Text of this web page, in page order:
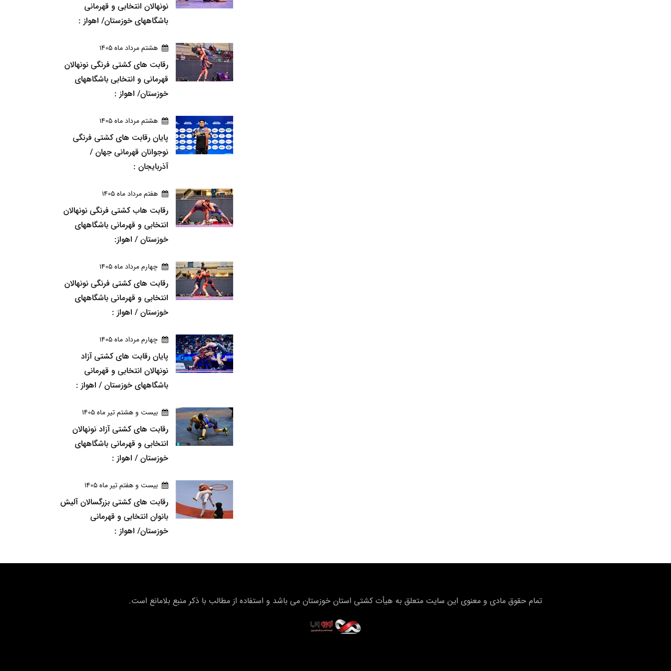
نونهالان انتخابی و قهرمانی
باشگاههای خوزستان/ اهواز :
هشتم مرداد ماه 1405
رقابت های کشتی فرنگی نونهالان
قهرمانی و انتخابی باشگاههای
خوزستان/ اهواز :
هشتم مرداد ماه 1405
پایان رقابت های کشتی فرنگی
نوجوانان قهرمانی جهان /
آذربایجان :
هفتم مرداد ماه 1405
رقابت هاب کشتی فرنگی نونهالان
انتخابی و قهرمانی باشگاههای
خوزستان / اهواز:
چهارم مرداد ماه 1405
رقابت های کشتی فرنگی نونهالان
انتخابی و قهرمانی باشگاههای
خوزستان / اهواز :
چهارم مرداد ماه 1405
پایان رقابت های کشتی آزاد
نونهالان انتخابی و قهرمانی
باشگاههای خوزستان / اهواز :
بيست و هشتم تير ماه 1405
رقابت های کشتی آزاد نونهالان
انتخابی و قهرمانی باشگاههای
خوزستان / اهواز :
بيست و هفتم تير ماه 1405
رقابت های کشتی بزرگسالان آلیش
بانوان انتخابی و قهرمانی
خوزستان/ اهواز :
تمام حقوق مادی و معنوی این سایت متعلق به هیأت كشتی استان خوزستان می باشد و استفاده از مطالب با ذکر منبع بلامانع است.